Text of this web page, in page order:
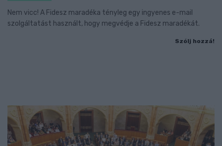
Nem vicc! A Fidesz maradéka tényleg egy ingyenes e-mail
szolgáltatást használt, hogy megvédje a Fidesz maradékát.
Szólj hozzá!